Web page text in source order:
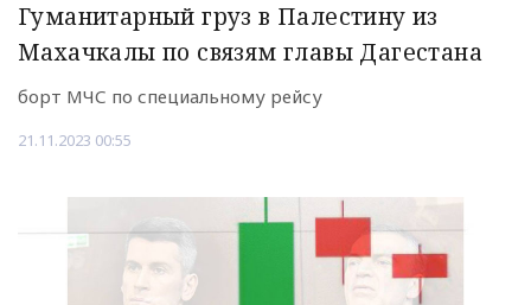
Гуманитарный груз в Палестину из
Махачкалы по связям главы Дагестана
борт МЧС по специальному рейсу
21.11.2023 00:55